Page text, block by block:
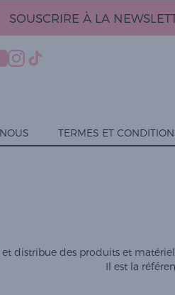
en garantissant la conformité avec
SOUSCRIRE À LA
TERMES ET
distribue des produits et
Il est la